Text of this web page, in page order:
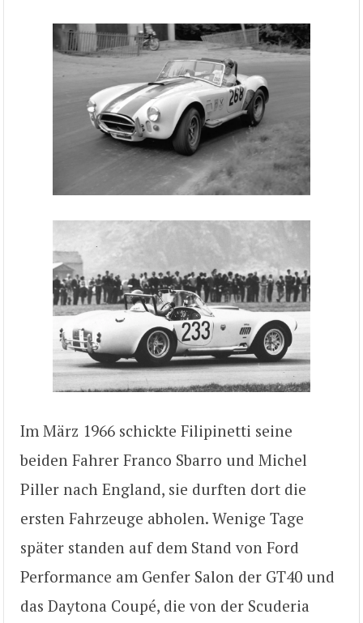
Im März 1966 schickte Filipinetti seine
beiden Fahrer Franco Sbarro und Michel
Piller nach England, sie durften dort die
ersten Fahrzeuge abholen. Wenige Tage
später standen auf dem Stand von Ford
Performance am Genfer Salon der GT40 und
das Daytona Coupé, die von der Scuderia